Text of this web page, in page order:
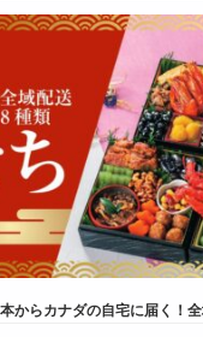
からカナダの自宅に届く！